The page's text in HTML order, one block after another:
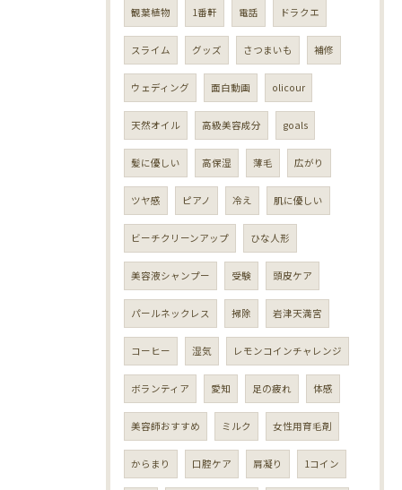
観葉植物 1番軒 電話 ドラクエ
スライム グッズ さつまいも 補修
ウェディング 面白動画 olicour
天然オイル 高級美容成分 goals
髪に優しい 高保湿 薄毛 広がり
ツヤ感 ピアノ 冷え 肌に優しい
ビーチクリーンアップ ひな人形
美容液シャンプー 受験 頭皮ケア
パールネックレス 掃除 岩津天満宮
コーヒー 湿気 レモンコインチャレンジ
ボランティア 愛知 足の疲れ 体感
美容師おすすめ ミルク 女性用育毛剤
からまり 口腔ケア 肩凝り 1コイン